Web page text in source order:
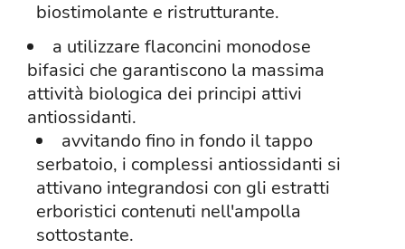
biostimolante e ristrutturante.
a utilizzare flaconcini monodose
bifasici che garantiscono la massima
attività biologica dei principi attivi
antiossidanti.
avvitando fino in fondo il tappo
serbatoio, i complessi antiossidanti si
attivano integrandosi con gli estratti
erboristici contenuti nell'ampolla
sottostante.